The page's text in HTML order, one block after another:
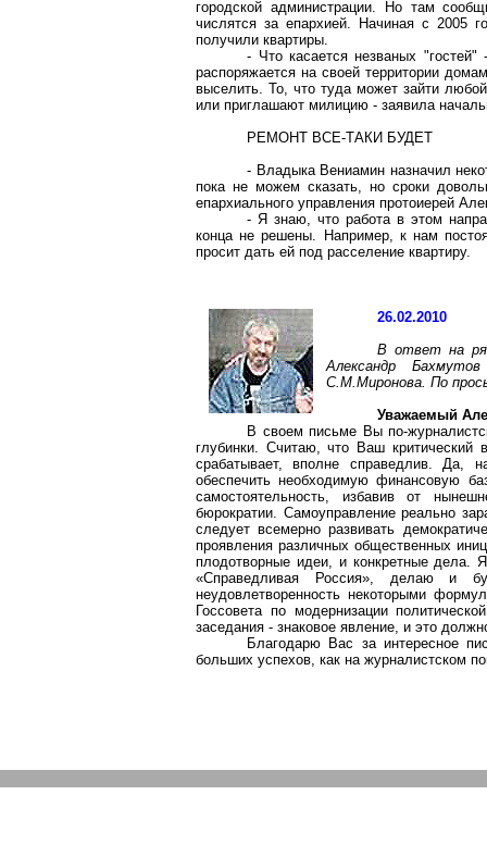
городской администрации. Но там
числятся за епархией. Начиная с 2005
получили квартиры.
- Что касается незваных
распоряжается на своей территории
выселить. То, что туда может зайти
или приглашают милицию - заявила
РЕМОНТ ВСЕ-ТАКИ БУДЕТ
- Владыка Вениамин назначил
пока не можем сказать, но сроки
епархиального управления протоиерей
- Я знаю, что работа в этом
конца не решены. Например, к нам
просит дать ей под расселение квартиру.
26.02.2010
В ответ на
АлександрБахмутов
С.М.Миронова. По
Уважаемый
В своем письме Вы по-
глубинки. Считаю, что Ваш критический
срабатывает, вполне справедлив. Да,
обеспечить необходимую финансовую
самостоятельность, избавив от
бюрократии. Самоуправление реально
следует всемерно развивать
проявления различных общественных
плодотворные идеи, и конкретные дела.
«Справедливая Россия», делаю и
неудовлетворенность некоторыми
Госсовета по модернизации
заседания - знаковое явление, и это
Благодарю Вас за интересное
больших успехов, как на журналистском